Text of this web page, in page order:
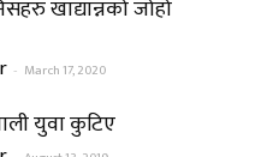
खाद्यान्नको जोहो
- March 17, 2020
युवा कुटिए